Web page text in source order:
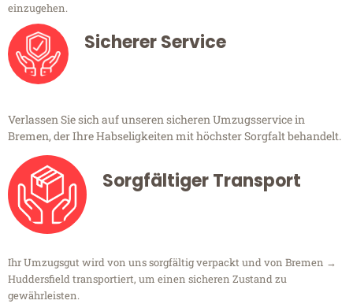
einzugehen.
Sicherer Service
Verlassen Sie sich auf unseren sicheren Umzugsservice in
Bremen, der Ihre Habseligkeiten mit höchster Sorgfalt behandelt.
Sorgfältiger Transport
Ihr Umzugsgut wird von uns sorgfältig verpackt und von Bremen →
Huddersfield transportiert, um einen sicheren Zustand zu
gewährleisten.